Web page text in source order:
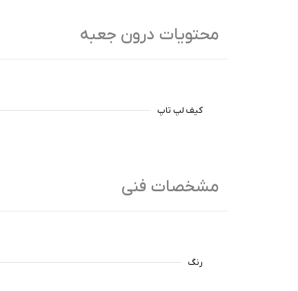
محتویات درون جعبه
کیف لپ تاپ
مشخصات فنی
رنگ